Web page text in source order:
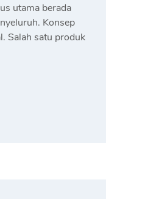
utama berada
Konsep
Salah satu produk